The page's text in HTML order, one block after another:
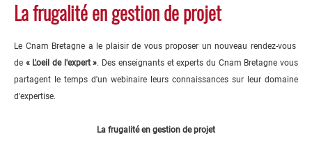
La frugalité en gestion de projet
Le Cnam Bretagne a le plaisir de vous proposer un nouveau rendez-vous
de « L'oeil de l'expert ». Des enseignants et experts du Cnam Bretagne vous
partagent le temps d'un webinaire leurs connaissances sur leur domaine
d'expertise.
La frugalité en gestion de projet